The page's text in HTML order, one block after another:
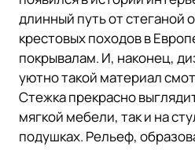
длинный путь от стеганой
крестовых походов в
покрывалам. И, наконец,
уютно такой материал
Стежка прекрасно
мягкой мебели, так и на
подушках. Рельеф,